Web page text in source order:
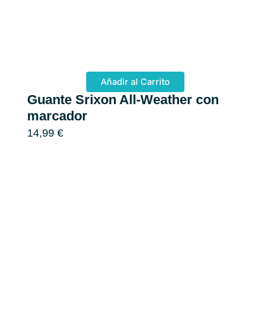
Añadir al Carrito
Guante Srixon All-Weather con
marcador
14,99 €